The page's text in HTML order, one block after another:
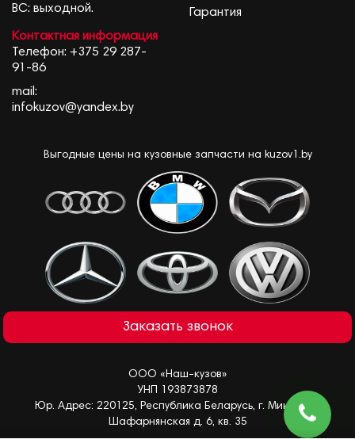
ВС: выходной.
Контактная информация
Телефон: +375 29 287-
91-86
mail:
infokuzov@yandex.by
Гарантия
Выгодные цены на кузовные запчасти на kuzov1.by
Заказать звонок
ООО «Наш-кузов»
УНП 193873878
Юр. Адрес: 220125, Республика Беларусь, г. Минск, ул.
Шафарнянская д. 6, кв. 35